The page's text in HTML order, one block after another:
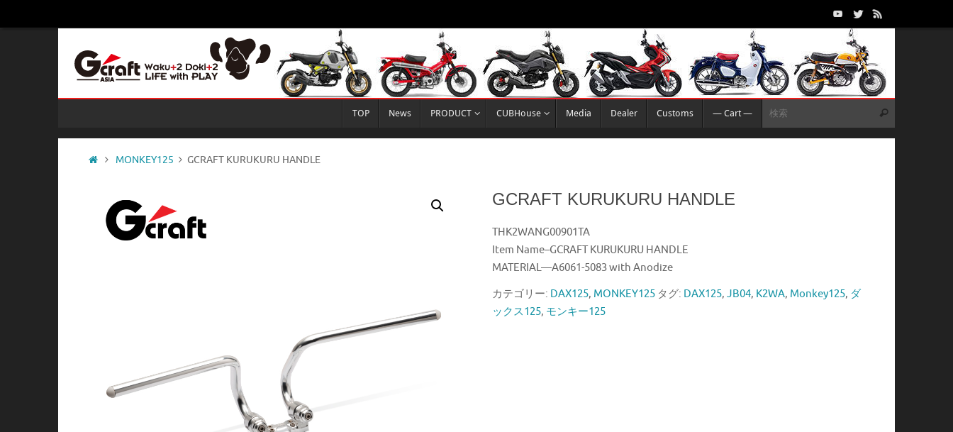
ン
テ
TOP News PRODUCT CUBHouse Media Dealer Customs — Cart — 検索
ホ
MONKEY125 GCRAFT KURUKURU HANDLE
GCRAFT KURUKURU HANDLE
THK2WANG00901TA
Item Name–GCRAFT KURUKURU HANDLE
MATERIAL—A6061-5083 with Anodize
カテゴリー: DAX125, MONKEY125 タグ: DAX125, JB04, K2WA, Monkey125, ダ
ックス125, モンキー125